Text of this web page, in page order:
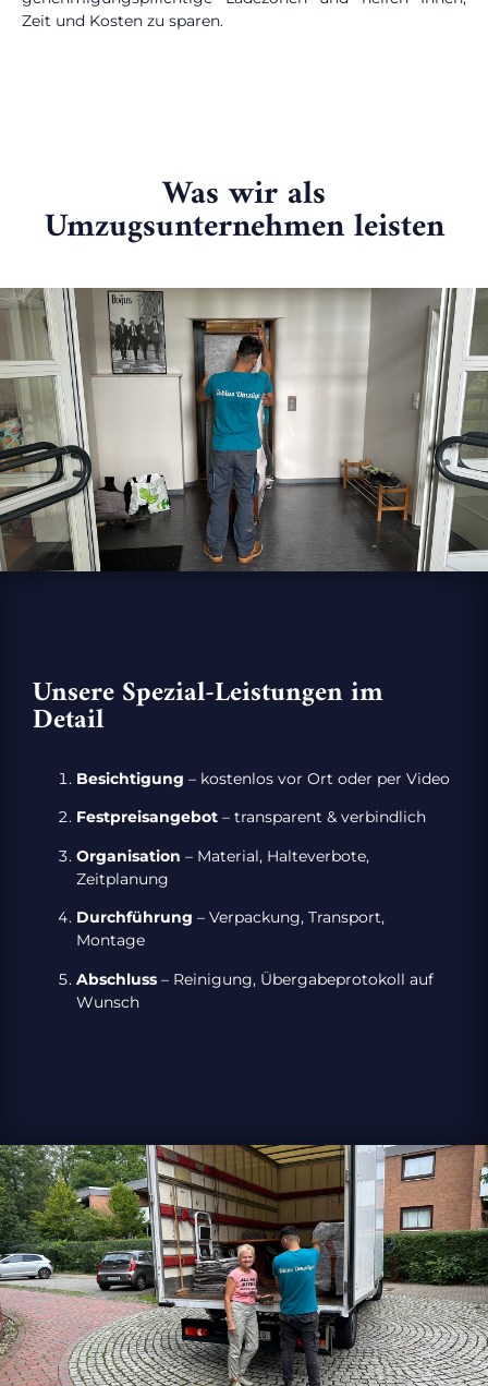
Zeit und Kosten zu sparen.
Was wir als
Umzugsunternehmen leisten
Unsere Spezial-Leistungen im
Detail
Besichtigung – kostenlos vor Ort oder per Video
Festpreisangebot – transparent & verbindlich
Organisation – Material, Halteverbote,
Zeitplanung
Durchführung – Verpackung, Transport,
Montage
Abschluss – Reinigung, Übergabeprotokoll auf
Wunsch